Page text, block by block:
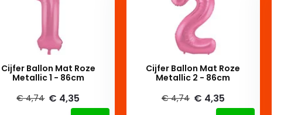
Cijfer Ballon Mat Roze
Metallic 1 - 86cm
€ 4,74 € 4,35
Cijfer Ballon Mat Roze
Metallic 2 - 86cm
€ 4,74 € 4,35